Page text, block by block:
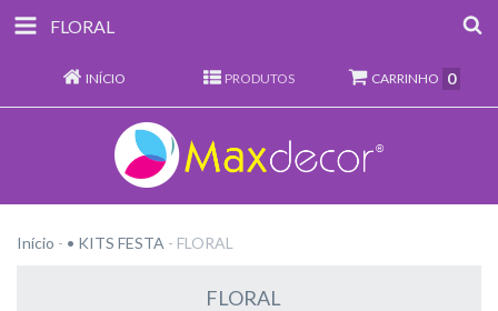
FLORAL
INÍCIO PRODUTOS CARRINHO 0
Início - • KITS FESTA - FLORAL
FLORAL